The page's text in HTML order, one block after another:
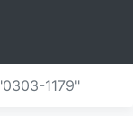
1179"